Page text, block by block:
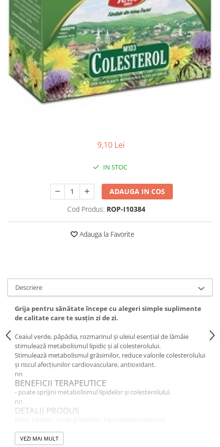
Suplimente alimentare copii
Produse antiparazitare
Sarcina si alaptare
Accesorii
Altele-Mama si copil
Produse pentru ingrijire si
frumusete
Ingrijire ten
Produse anti-insecte
Protectie solara
Altele-Produse pentru ingrijire si
Aparatura medicala
Plasturi
Altele-Produse tehnico-medicale
Sanatatea cuplului
Tonice sexuale
Fertilitate
Teste de sarcina si ovulatie
Altele-Sanatatea cuplului
Suplimente alimentare
Vitamine si minerale
Afectiuni dermatologice
9,10 Lei
IN STOC
ADAUGA IN COS
Cod Produs: ROP-I10384
Adauga la Favorite
Descriere
Grija pentru sănătate începe cu alegeri simple suplimente
de calitate care te susțin zi de zi.
Ceaiul verde, păpădia, rozmarinul şi uleiul esenţial de lămâie
stimulează metabolismul lipidic şi al colesterolului.
Stimulează metabolismul grăsimilor, reduce valorile colesterolului
și riscul afecțiunilor cardiovasculare, antioxidant.
nn
BENEFICII TERAPEUTICE
- poate sprijini metabolismul lipidelor și colesterolului.
nn
DETALII PRODUS
Contraindicații: La dozele recomandate nu se cunosc
VEZI MAI MULT